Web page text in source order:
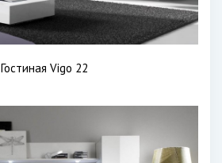
Гостиная Vigo 22